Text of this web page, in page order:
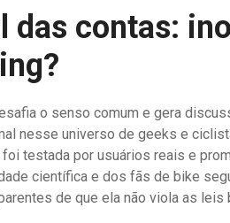
das contas:
o senso comum e gera
nesse universo de geeks e
testada por usuários reais e
científica e dos fãs de bike
de que ela não viola as leis